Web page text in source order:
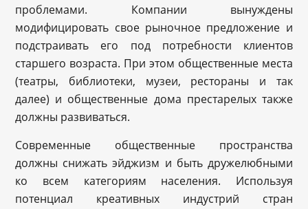
проблемами. Компании вынуждены
модифицировать свое рыночное предложение и
подстраивать его под потребности клиентов
старшего возраста. При этом общественные места
(театры, библиотеки, музеи, рестораны и так
далее) и общественные дома престарелых также
должны развиваться.
Современные общественные пространства
должны снижать эйджизм и быть дружелюбными
ко всем категориям населения. Используя
потенциал креативных индустрий стран